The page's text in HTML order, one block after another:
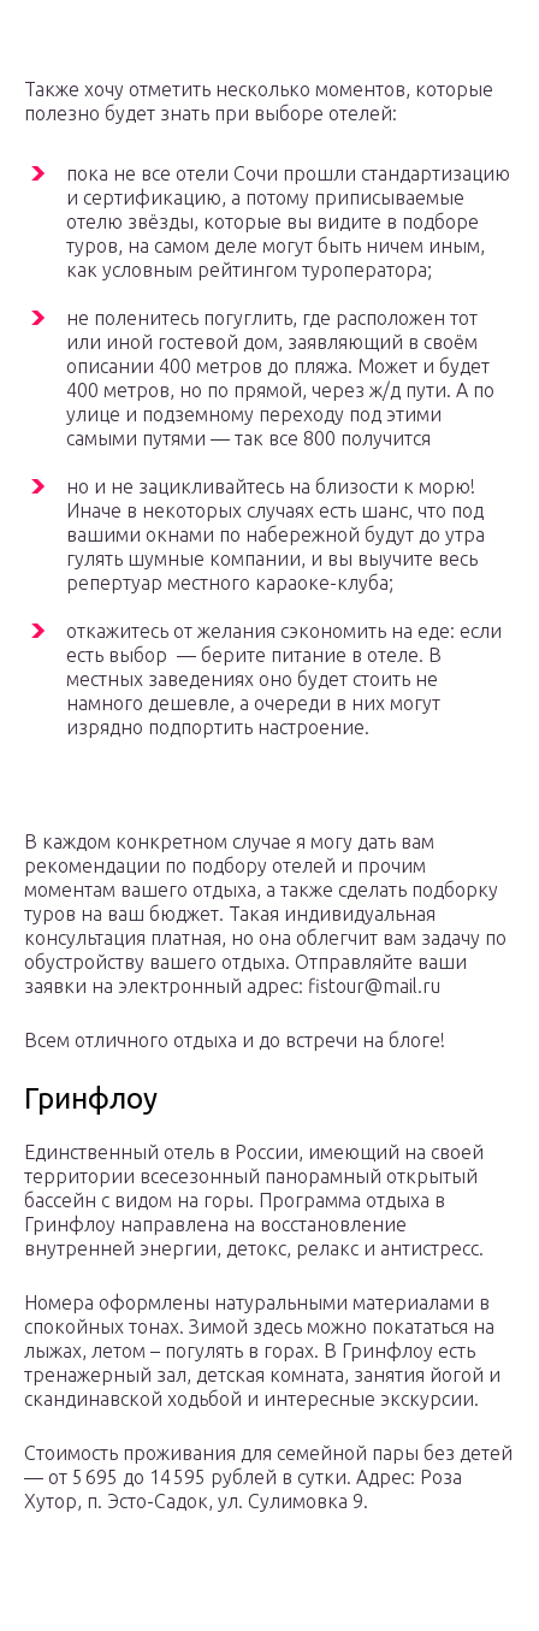
Также хочу отметить несколько моментов, которые
полезно будет знать при выборе отелей:
пока не все отели Сочи прошли стандартизацию
и сертификацию, а потому приписываемые
отелю звёзды, которые вы видите в подборе
туров, на самом деле могут быть ничем иным,
как условным рейтингом туроператора;
не поленитесь погуглить, где расположен тот
или иной гостевой дом, заявляющий в своём
описании 400 метров до пляжа. Может и будет
400 метров, но по прямой, через ж/д пути. А по
улице и подземному переходу под этими
самыми путями — так все 800 получится
но и не зацикливайтесь на близости к морю!
Иначе в некоторых случаях есть шанс, что под
вашими окнами по набережной будут до утра
гулять шумные компании, и вы выучите весь
репертуар местного караоке-клуба;
откажитесь от желания сэкономить на еде: если
есть выбор — берите питание в отеле. В
местных заведениях оно будет стоить не
намного дешевле, а очереди в них могут
изрядно подпортить настроение.
В каждом конкретном случае я могу дать вам
рекомендации по подбору отелей и прочим
моментам вашего отдыха, а также сделать подборку
туров на ваш бюджет. Такая индивидуальная
консультация платная, но она облегчит вам задачу по
обустройству вашего отдыха. Отправляйте ваши
заявки на электронный адрес: fistour@mail.ru
Всем отличного отдыха и до встречи на блоге!
Гринфлоу
Единственный отель в России, имеющий на своей
территории всесезонный панорамный открытый
бассейн с видом на горы. Программа отдыха в
Гринфлоу направлена на восстановление
внутренней энергии, детокс, релакс и антистресс.
Номера оформлены натуральными материалами в
спокойных тонах. Зимой здесь можно покататься на
лыжах, летом – погулять в горах. В Гринфлоу есть
тренажерный зал, детская комната, занятия йогой и
скандинавской ходьбой и интересные экскурсии.
Стоимость проживания для семейной пары без детей
— от 5 695 до 14 595 рублей в сутки. Адрес: Роза
Хутор, п. Эсто-Садок, ул. Сулимовка 9.